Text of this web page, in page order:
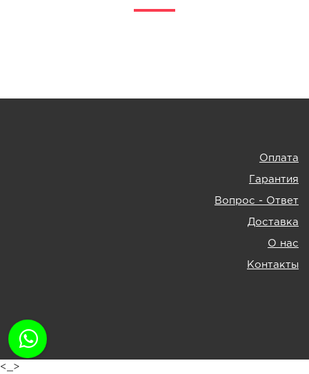
Оплата
Гарантия
Вопрос - Ответ
Доставка
О нас
Контакты
<_>